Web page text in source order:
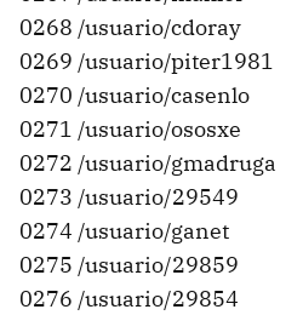
0268 /usuario/cdoray
0269 /usuario/piter1981
0270 /usuario/casenlo
0271 /usuario/ososxe
0272 /usuario/gmadruga
0273 /usuario/29549
0274 /usuario/ganet
0275 /usuario/29859
0276 /usuario/29854